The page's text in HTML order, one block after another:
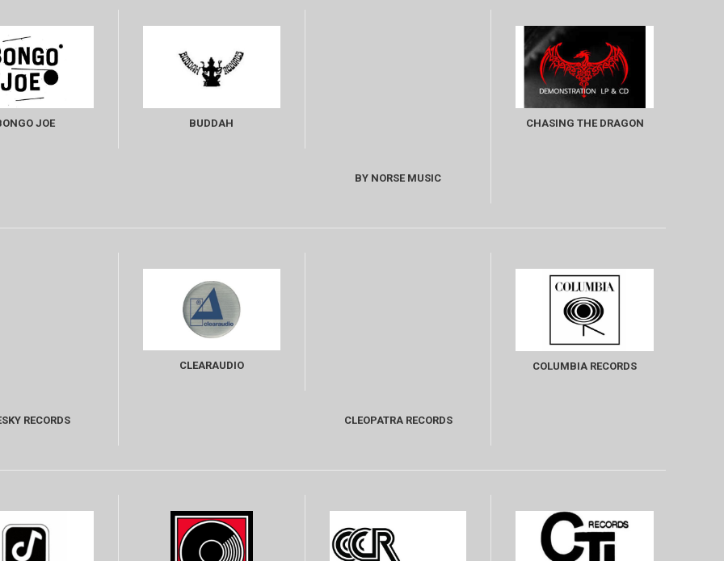
JOE BUDDAH
BY NORSE MUSIC
CHASING THE DRAGON
RECORDS
CLEARAUDIO
CLEOPATRA RECORDS
COLUMBIA RECORDS